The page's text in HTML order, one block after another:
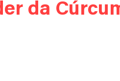
da